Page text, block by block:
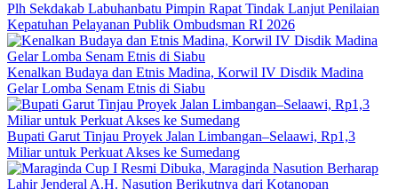
Plh Sekdakab Labuhanbatu Pimpin Rapat Tindak Lanjut Penilaian
Kepatuhan Pelayanan Publik Ombudsman RI 2026
Kenalkan Budaya dan Etnis Madina, Korwil IV Disdik Madina
Gelar Lomba Senam Etnis di Siabu
Bupati Garut Tinjau Proyek Jalan Limbangan–Selaawi, Rp1,3
Miliar untuk Perkuat Akses ke Sumedang